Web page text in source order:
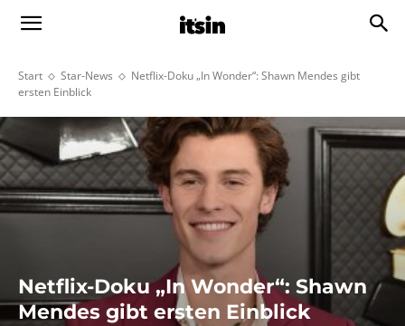
Start Star-News
Netflix-Doku „In Wonder“: Shawn Mendes gibt
ersten Einblick
Netflix-Doku „In Wonder“: Shawn
Mendes gibt ersten Einblick